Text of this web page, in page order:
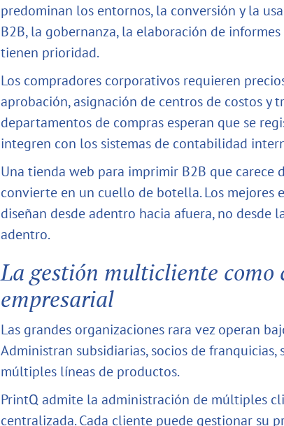
predominan los entornos, la conversión y la
B2B, la gobernanza, la elaboración de
tienen prioridad.
Los compradores corporativos requieren
aprobación, asignación de centros de costos y
departamentos de compras esperan que se
integren con los sistemas de contabilidad
Una tienda web para imprimir B2B que carece
convierte en un cuello de botella. Los mejores
diseñan desde adentro hacia afuera, no desde
adentro.
La gestión multicliente como
empresarial
Las grandes organizaciones rara vez operan
Administran subsidiarias, socios de franquicias,
múltiples líneas de productos.
PrintQ admite la administración de múltiples
centralizada. Cada cliente puede gestionar su